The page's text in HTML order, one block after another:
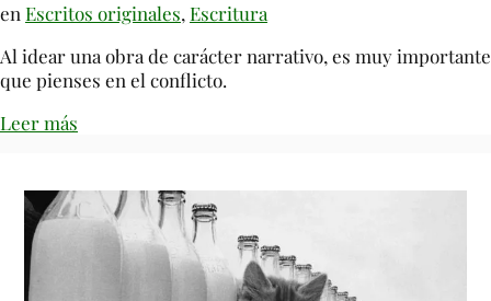
en Escritos originales, Escritura
Al idear una obra de carácter narrativo, es muy importante
que pienses en el conflicto.
Leer más